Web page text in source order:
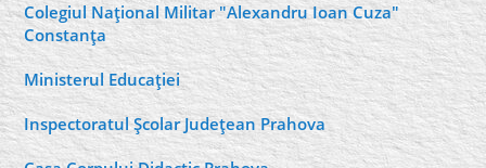
Colegiul Naţional Militar "Alexandru Ioan Cuza"
Constanţa
Ministerul Educaţiei
Inspectoratul Şcolar Judeţean Prahova